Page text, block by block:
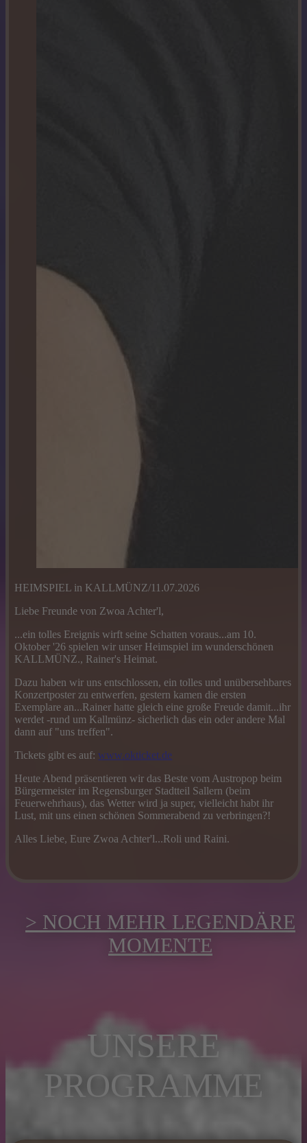
HEIMSPIEL in KALLMÜNZ/11.07.2026
Liebe Freunde von Zwoa Achter'l,
...ein tolles Ereignis wirft seine Schatten voraus...am 10.
Oktober '26 spielen wir unser Heimspiel im wunderschönen
KALLMÜNZ., Rainer's Heimat.
Dazu haben wir uns entschlossen, ein tolles und unübersehbares
Konzertposter zu entwerfen, gestern kamen die ersten
Exemplare an...Rainer hatte gleich eine große Freude damit...ihr
werdet -rund um Kallmünz- sicherlich das ein oder andere Mal
dann auf "uns treffen".
Tickets gibt es auf:www.okticket.de
Heute Abend präsentieren wir das Beste vom Austropop beim
Bürgermeister im Regensburger Stadtteil Sallern (beim
Feuerwehrhaus), das Wetter wird ja super, vielleicht habt ihr
Lust, mit uns einen schönen Sommerabend zu verbringen?!
Alles Liebe, Eure Zwoa Achter'l...Roli und Raini.
> NOCH MEHR LEGENDÄRE
MOMENTE
UNSERE
PROGRAMME